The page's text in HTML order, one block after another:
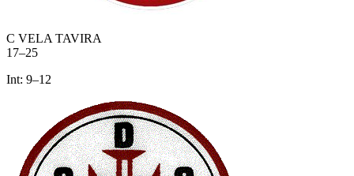
C VELA TAVIRA
17–25
Int: 9–12